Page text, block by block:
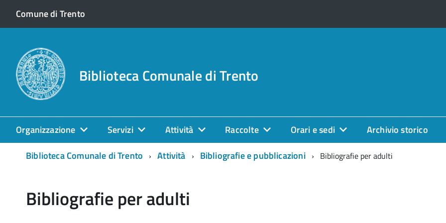
Comune di Trento
Biblioteca Comunale di Trento
Organizzazione Servizi Attività Raccolte Orari e sedi Archivio storico
Biblioteca Comunale di Trento
Attività Bibliografie e pubblicazioni Bibliografie per adulti
Bibliografie per adulti